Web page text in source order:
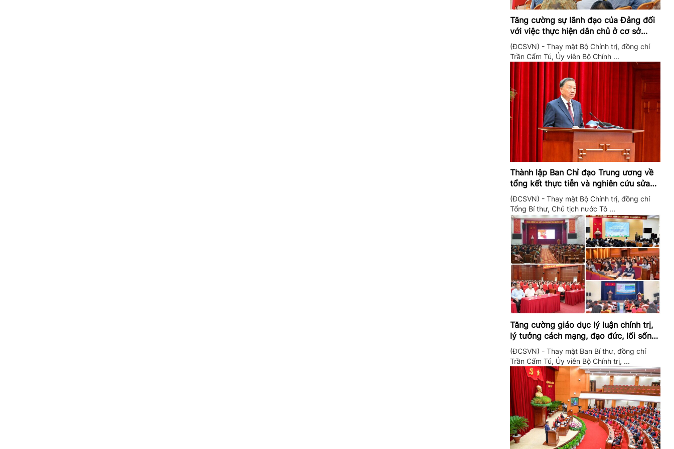
Tăng cường sự lãnh đạo của Đảng đối
với việc thực hiện dân chủ ở cơ sở
trong giai đoạn mới
(ĐCSVN) - Thay mặt Bộ Chính trị, đồng chí
Trần Cẩm Tú, Ủy viên Bộ Chính ...
Thành lập Ban Chỉ đạo Trung ương về
tổng kết thực tiễn và nghiên cứu sửa
đổi, bổ sung Điều lệ Đảng
(ĐCSVN) - Thay mặt Bộ Chính trị, đồng chí
Tổng Bí thư, Chủ tịch nước Tô ...
Tăng cường giáo dục lý luận chính trị,
lý tưởng cách mạng, đạo đức, lối sống,
ý thức công dân trong hệ thống giáo
dục quốc dân
(ĐCSVN) - Thay mặt Ban Bí thư, đồng chí
Trần Cẩm Tú, Ủy viên Bộ Chính trị, ...